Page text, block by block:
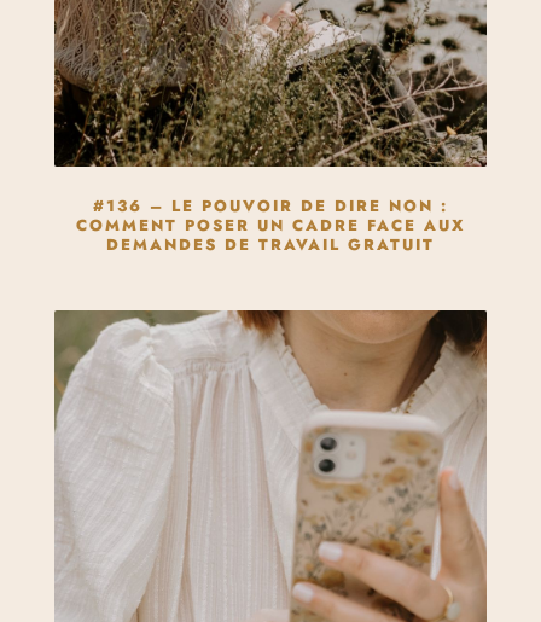
#136 – LE POUVOIR DE DIRE NON :
COMMENT POSER UN CADRE FACE AUX
DEMANDES DE TRAVAIL GRATUIT